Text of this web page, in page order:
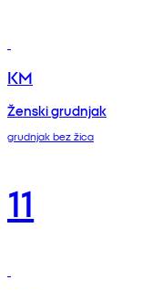
KM
Ženski grudnjak
grudnjak bez žica
11